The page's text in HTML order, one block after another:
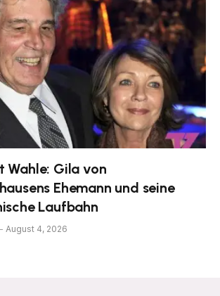
Wahle: Gila von
Ehemann und seine
Laufbahn
August 4, 2026